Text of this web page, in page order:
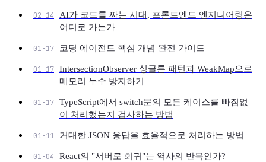
02-14
AI가 코드를 짜는 시대, 프론트엔드 엔지니어링은
어디로 가는가
01-17 코딩 에이전트 핵심 개념 완전 가이드
01-17 IntersectionObserver 싱글톤 패턴과 WeakMap으로
메모리 누수 방지하기
01-17 TypeScript에서 switch문의 모든 케이스를 빠짐없
이 처리했는지 검사하는 방법
01-11 거대한 JSON 응답을 효율적으로 처리하는 방법
01-04 React의 "서버로 회귀"는 역사의 반복인가?